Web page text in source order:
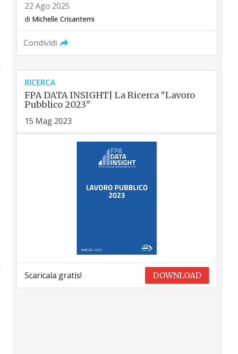
22 Ago 2025
di Michelle Crisantemi
Condividi
RICERCA
FPA DATA INSIGHT| La Ricerca "Lavoro
Pubblico 2023"
15 Mag 2023
Scaricala gratis! DOWNLOAD